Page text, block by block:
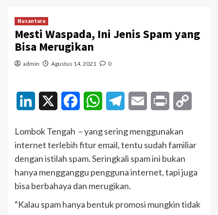
Nusantara
Mesti Waspada, Ini Jenis Spam yang
Bisa Merugikan
admin Agustus 14, 2021 0
LinkedIn FacebookWhatsAppTelegramEmail Print
Lombok Tengah – yang sering menggunakan
internet terlebih fitur email, tentu sudah familiar
dengan istilah spam. Seringkali spam ini bukan
hanya mengganggu pengguna internet, tapi juga
bisa berbahaya dan merugikan.
“Kalau spam hanya bentuk promosi mungkin tidak